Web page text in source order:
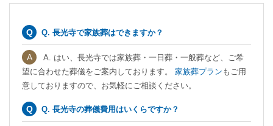
Q. 長光寺で家族葬はできますか？
A. はい、長光寺では家族葬・一日葬・一般葬など、ご希
望に合わせた葬儀をご案内しております。 家族葬プラン もご用
意しておりますので、お気軽にご相談ください。
Q. 長光寺の葬儀費用はいくらですか？